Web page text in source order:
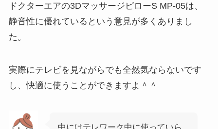
ドクターエアの3DマッサージピローS MP-05は、
静音性に優れているという意見が多くありまし
た。
実際にテレビを見ながらでも全然気ならないです
し、快適に使うことができますよ＾＾
中にはテレワーク中に使っていら